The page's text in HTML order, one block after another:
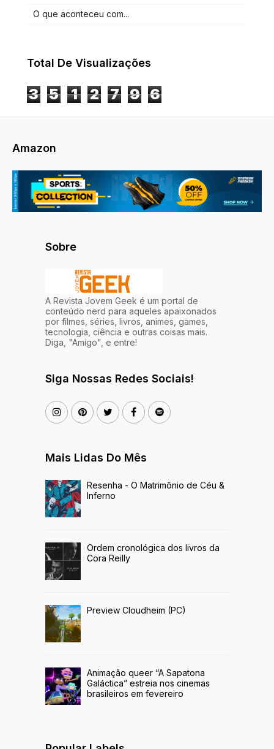
O que aconteceu com...
Total De Visualizações
3 5 1 2 7 9 6
Amazon
Sobre
A Revista Jovem Geek é um portal de
conteúdo nerd para aqueles apaixonados
por filmes, séries, livros, animes, games,
tecnologia, ciência e outras coisas mais.
Diga, "Amigo", e entre!
Siga Nossas Redes Sociais!
Mais Lidas Do Mês
Resenha - O Matrimônio de Céu &
Inferno
Ordem cronológica dos livros da
Cora Reilly
Preview Cloudheim (PC)
Animação queer “A Sapatona
Galáctica” estreia nos cinemas
brasileiros em fevereiro